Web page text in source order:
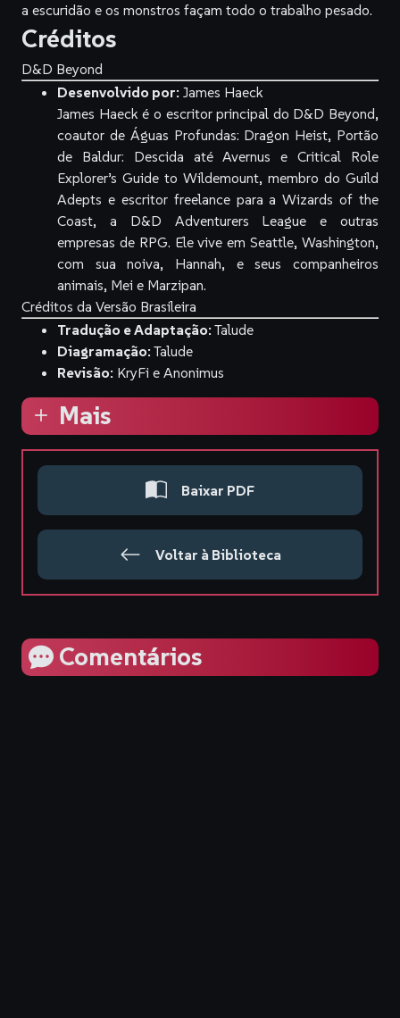
a escuridão e os monstros façam todo o trabalho pesado.
Créditos
D&D Beyond
Desenvolvido por: James Haeck
James Haeck é o escritor principal do D&D Beyond,
coautor de Águas Profundas: Dragon Heist, Portão
de Baldur: Descida até Avernus e Critical Role
Explorer’s Guide to Wildemount, membro do Guild
Adepts e escritor freelance para a Wizards of the
Coast, a D&D Adventurers League e outras
empresas de RPG. Ele vive em Seattle, Washington,
com sua noiva, Hannah, e seus companheiros
animais, Mei e Marzipan.
Créditos da Versão Brasileira
Tradução e Adaptação:Talude
Diagramação:Talude
Revisão: KryFi e Anonimus
Mais
Voltar à Biblioteca
Comentários